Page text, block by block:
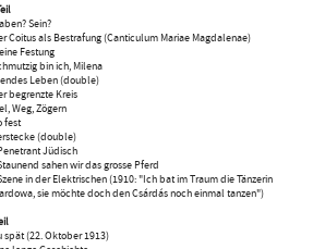
Sein?
Coitus als Bestrafung (Canticulum Mariae Magdalenae)
Festung
bin ich, Milena
Leben (double)
begrenzte Kreis
Weg, Zögern
fest
(double)
Jüdisch
sahen wir das grosse Pferd
in der Elektrischen (1910: "Ich bat im Traum die Tänzerin
sie möchte doch den Csárdás noch einmal tanzen")
spät (22. Oktober 1913)